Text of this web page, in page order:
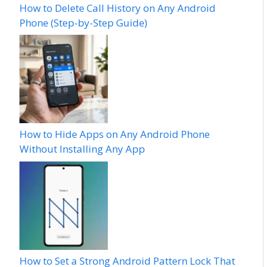
How to Delete Call History on Any Android
Phone (Step-by-Step Guide)
How to Hide Apps on Any Android Phone
Without Installing Any App
How to Set a Strong Android Pattern Lock That